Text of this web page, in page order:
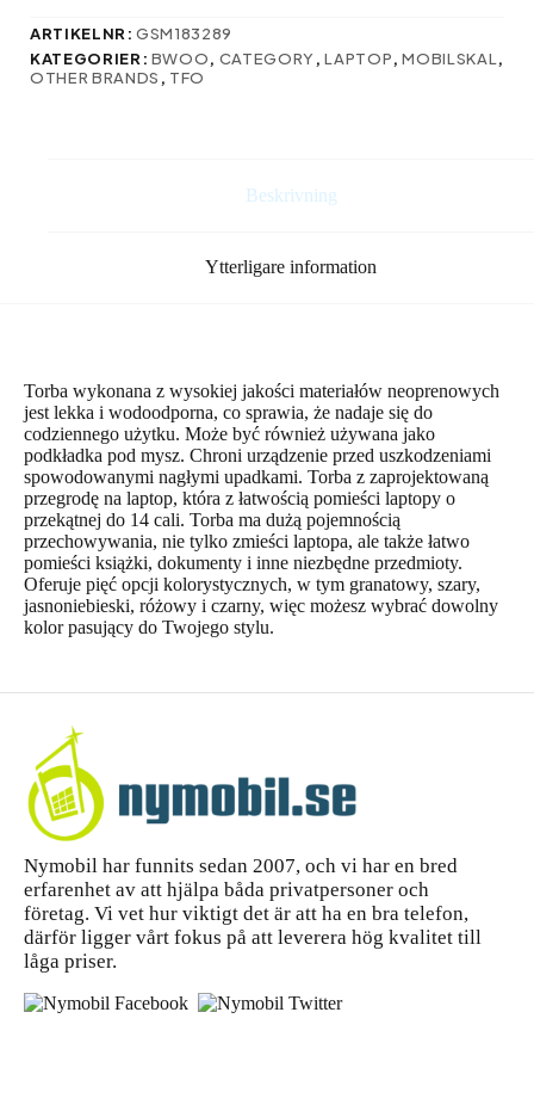
14″
mängd
ARTIKELNR:GSM183289
KATEGORIER: BWOO, CATEGORY ,LAPTOP,MOBILSKAL ,
OTHER BRANDS , TFO
Beskrivning
Ytterligare information
Torba wykonana z wysokiej jakości materiałów neoprenowych
jest lekka i wodoodporna, co sprawia, że nadaje się do
codziennego użytku. Może być również używana jako
podkładka pod mysz. Chroni urządzenie przed uszkodzeniami
spowodowanymi nagłymi upadkami. Torba z zaprojektowaną
przegrodę na laptop, która z łatwością pomieści laptopy o
przekątnej do 14 cali. Torba ma dużą pojemnością
przechowywania, nie tylko zmieści laptopa, ale także łatwo
pomieści książki, dokumenty i inne niezbędne przedmioty.
Oferuje pięć opcji kolorystycznych, w tym granatowy, szary,
jasnoniebieski, różowy i czarny, więc możesz wybrać dowolny
kolor pasujący do Twojego stylu.
Nymobil har funnits sedan 2007, och vi har en bred
erfarenhet av att hjälpa båda privatpersoner och
företag. Vi vet hur viktigt det är att ha en bra telefon,
därför ligger vårt fokus på att leverera hög kvalitet till
låga priser.